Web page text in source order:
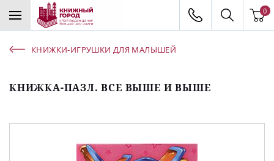
0
КНИЖКИ-ИГРУШКИ ДЛЯ МАЛЫШЕЙ
КНИЖКА-ПАЗЛ. ВСЕ ВЫШЕ И ВЫШЕ